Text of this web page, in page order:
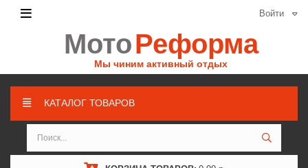
Войти
МотоРеформа
Мы чиним активный отдых
КАТАЛОГ ТОВАРОВ